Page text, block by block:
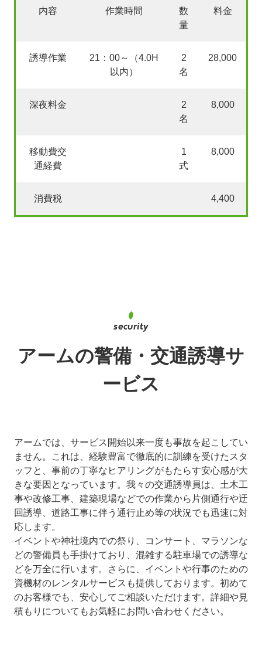
内容 作業時間
数
量
料金
誘導作業
21：00～（4.0H
以内）
2
名
28,000
深夜料金
2
名
8,000
移動費交
通経費
1
式
8,000
消費税 4,400
アームの警備・交通誘導サ
ービス
アームでは、サービス開始以来一度も事故を起こしてい
ません。これは、経験豊富で徹底的に訓練を受けたスタ
ッフと、事前の丁寧なヒアリングがもたらす安心感が大
きな要因となっています。我々の交通誘導員は、土木工
事や改修工事、建築現場などでの作業から片側通行や迂
回誘導、道路工事に伴う通行止め等の状況でも迅速に対
応します。
イベントや神社境内での祭り、コンサート、マラソンな
どの警備員も手掛けており、混雑する駐車場での誘導な
どを万全に行います。さらに、イベントや行事のための
資機材のレンタルサービスも提供しております。初めて
のお客様でも、安心してご相談いただけます。詳細や見
積もりについてもお気軽にお問い合わせください。